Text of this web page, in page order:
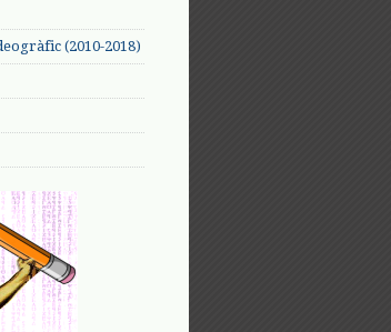
(2010-2018)